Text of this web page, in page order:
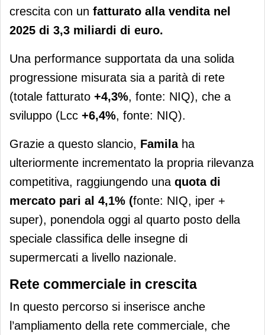
crescita con un fatturato alla vendita nel
2025 di 3,3 miliardi di euro.
Una performance supportata da una solida
progressione misurata sia a parità di rete
(totale fatturato +4,3%, fonte: NIQ), che a
sviluppo (Lcc +6,4%, fonte: NIQ).
Grazie a questo slancio, Familaha
ulteriormente incrementato la propria rilevanza
competitiva, raggiungendo una quota di
mercato pari al 4,1% (fonte: NIQ, iper +
super), ponendola oggi al quarto posto della
speciale classifica delle insegne di
supermercati a livello nazionale.
Rete commerciale in crescita
In questo percorso si inserisce anche
l’ampliamento della rete commerciale, che